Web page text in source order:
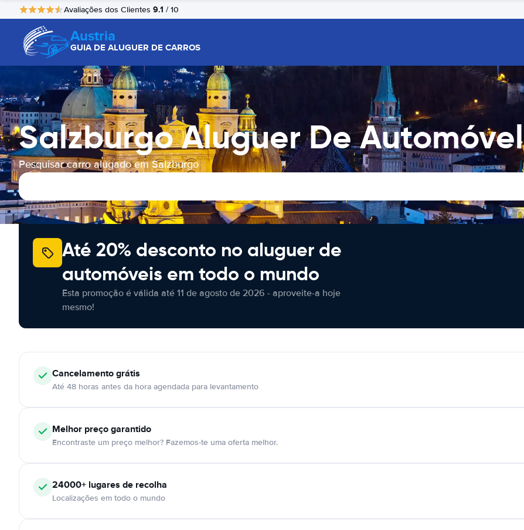
Avaliações dos Clientes 9.1 / 10
Austria
GUIA DE ALUGUER DE CARROS
Salzburgo Aluguer De Automóvel
Pesquisar carro alugado em Salzburgo
Até 20% desconto no aluguer de
automóveis em todo o mundo
Esta promoção é válida até 11 de agosto de 2026 - aproveite-a hoje
mesmo!
Cancelamentográtis
Até 48 horas antes da hora agendada para levantamento
Melhor preço garantido
Encontraste um preço melhor? Fazemos-te uma oferta melhor.
24000+ lugares de recolha
Localizações em todo o mundo